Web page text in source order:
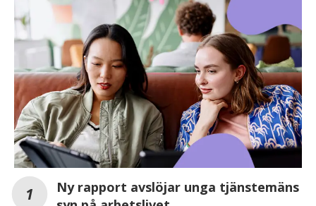
Ny rapport avslöjar unga tjänstemäns